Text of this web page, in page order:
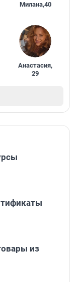
Милана,40
Анастасия,
29
из